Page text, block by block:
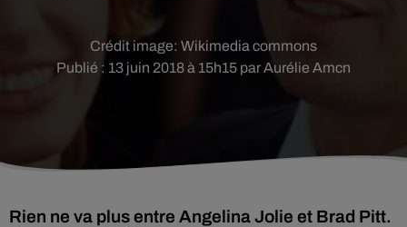
Publié : 13 juin 2018 à 15h15 par Aurélie Amcn
Crédit image: Wikimedia commons
Rien ne va plus entre Angelina Jolie et Brad Pitt.